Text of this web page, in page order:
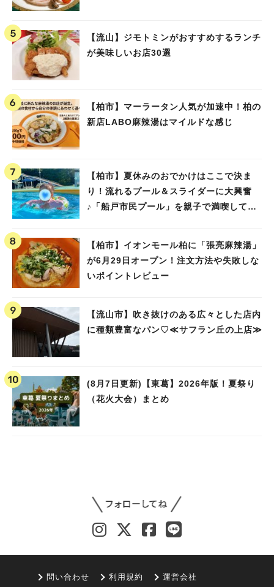
【流山】ジモトミンがおすすめするランチ
が美味しいお店30選
【柏市】マーラータン人気が加速中！柏の
新店LABO麻辣湯はマイルドな感じ
【柏市】夏休みのおでかけはここで決ま
り！流れるプール＆スライダーに大興奮
♪「船戸市民プール」を親子で満喫してき
【柏市】イオンモール柏に「張亮麻辣湯」
が6月29日オープン！注文方法や失敗しな
いポイントレビュー
【流山市】吹き抜けのある広々とした店内
に種類豊富なパン♡≪サフラン丘の上店≫
(8月7日更新)【東葛】2026年版！夏祭り
（花火大会）まとめ
問い合わせ 利用規約 運営会社